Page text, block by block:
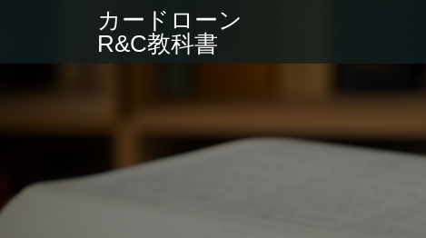
カードローン
R&C教科書